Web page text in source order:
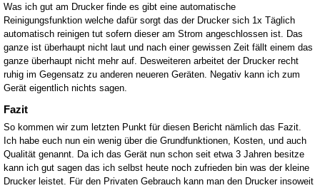
Was ich gut am Drucker finde es gibt eine automatische
Reinigungsfunktion welche dafür sorgt das der Drucker sich 1x Täglich
automatisch reinigen tut sofern dieser am Strom angeschlossen ist. Das
ganze ist überhaupt nicht laut und nach einer gewissen Zeit fällt einem das
ganze überhaupt nicht mehr auf. Desweiteren arbeitet der Drucker recht
ruhig im Gegensatz zu anderen neueren Geräten. Negativ kann ich zum
Gerät eigentlich nichts sagen.
Fazit
So kommen wir zum letzten Punkt für diesen Bericht nämlich das Fazit.
Ich habe euch nun ein wenig über die Grundfunktionen, Kosten, und auch
Qualität genannt. Da ich das Gerät nun schon seit etwa 3 Jahren besitze
kann ich gut sagen das ich selbst heute noch zufrieden bin was der kleine
Drucker leistet. Für den Privaten Gebrauch kann man den Drucker insoweit